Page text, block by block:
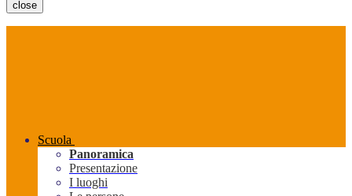
close
Scuola
Panoramica
Presentazione
I luoghi